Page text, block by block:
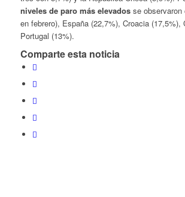
niveles de paro más elevadosse observaron
en febrero), España (22,7%), Croacia (17,5%),
Portugal (13%).
Comparte esta noticia